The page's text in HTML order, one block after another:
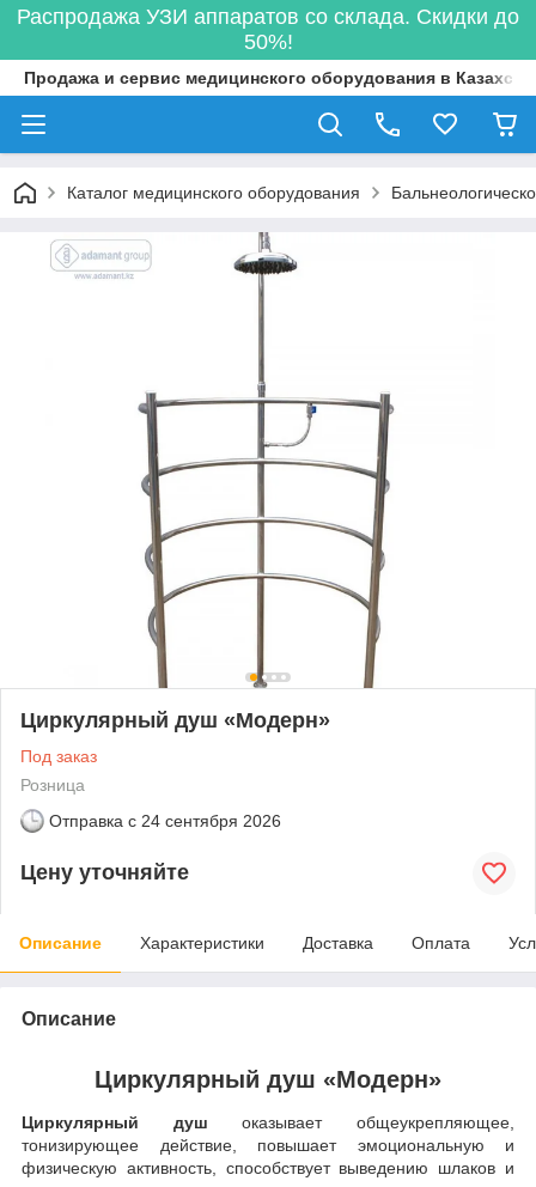
Распродажа УЗИ аппаратов со склада. Скидки до
50%!
Продажа и сервис медицинского оборудования в
Каталог медицинского оборудования
Циркулярный душ «Модерн»
Под заказ
Розница
Отправка с 24 сентября 2026
Цену уточняйте
Описание Характеристики Доставка Оплата
Описание
Циркулярный душ «Модерн»
Циркулярный душ оказывает общеукрепляющее,
тонизирующее действие, повышает эмоциональную и
физическую активность, способствует выведению шлаков и